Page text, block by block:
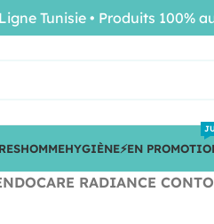
HOMMEHYGIÈNE⚡️EN
RADIANCE
• Produits 100%